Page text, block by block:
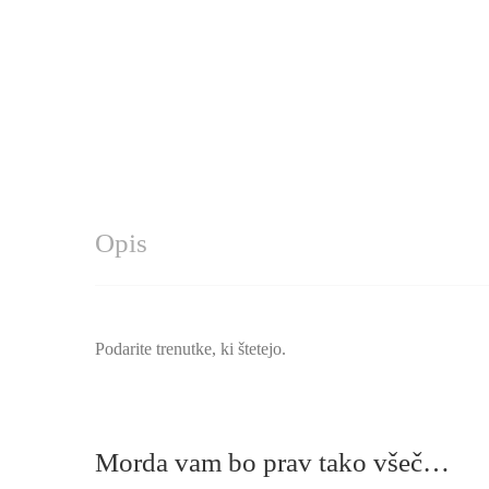
Opis
Podarite trenutke, ki štetejo.
Morda vam bo prav tako všeč…